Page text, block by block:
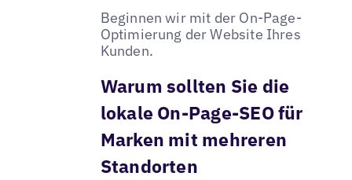
Beginnen wir mit der On-Page-
Optimierung der Website Ihres
Kunden.
Warum sollten Sie die
lokale On-Page-SEO für
Marken mit mehreren
Standorten